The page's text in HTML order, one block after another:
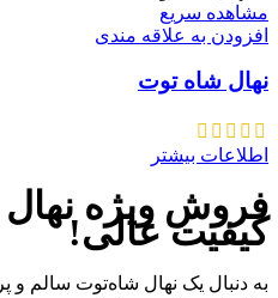
مشاهده سریع
افزودن به علاقه مندی
نهال شاه توت
اطلاعات بیشتر
فروش ویژه نهال
کیفیت عالی!
به دنبال یک نهال شاه‌توت سالم و